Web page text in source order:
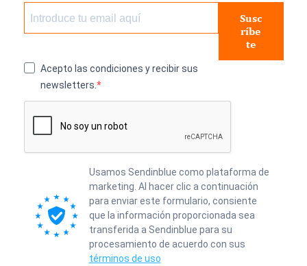
Susc
ríbe
te
Acepto las condiciones y recibir sus
newsletters.
Usamos Sendinblue como plataforma de
marketing. Al hacer clic a continuación
para enviar este formulario, consiente
que la información proporcionada sea
transferida a Sendinblue para su
procesamiento de acuerdo con sus
términos de uso